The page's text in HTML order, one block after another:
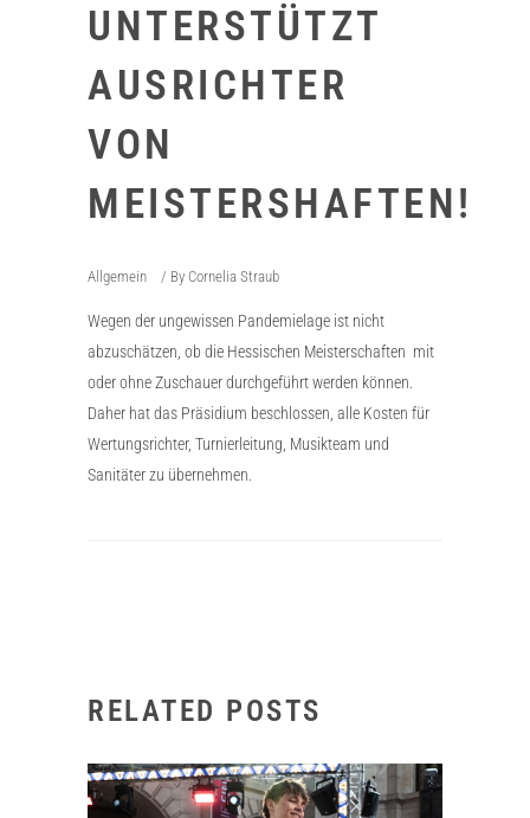
UNTERSTÜTZT
AUSRICHTER
VON
MEISTERSHAFTEN!
Allgemein By Cornelia Straub
Wegen der ungewissen Pandemielage ist nicht
abzuschätzen, ob die Hessischen Meisterschaften mit
oder ohne Zuschauer durchgeführt werden können.
Daher hat das Präsidium beschlossen, alle Kosten für
Wertungsrichter, Turnierleitung, Musikteam und
Sanitäter zu übernehmen.
RELATED POSTS